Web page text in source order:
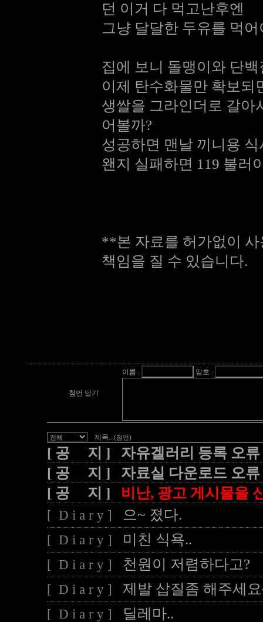
던 이거 다 먹고난후엔
그냥 달달한 두유를 먹
집에 보니 돌맹이와 단
이제 탄수화물만 확보되
생쌀을 그라인더로 갈아
어볼까?
성공하면 맨날 끼니용
왠지 실패하면 119 불러
**본 자료를 허가없이
책임을 질 수 있습니다.
첨언 달기
이름 : 암호 :
제목 ...(첨언)
[ 공 지 ] 자유겔러리 등록 오류
[ 공 지 ] 자료실 다운로드 오류
[ 공 지 ] 비난, 광고 게시물을
[ D i a r y ] 으~ 졌다.
[ D i a r y ] 미친 식욕..
[ D i a r y ] 천원이 저렴하다고?
[ D i a r y ] 제발 삽질좀 해주세
[ D i a r y ] 딜레마..